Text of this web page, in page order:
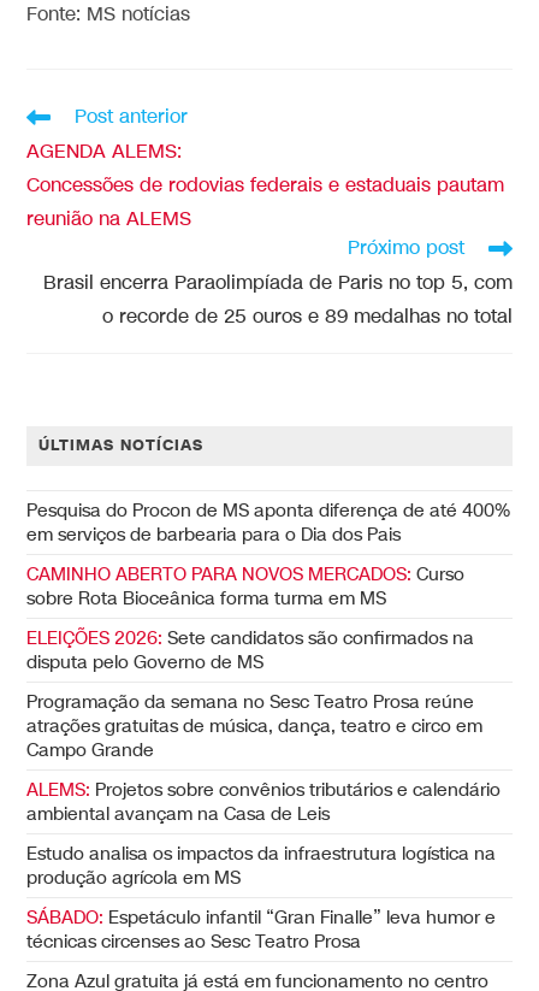
Fonte: MS notícias
Post anterior
AGENDA ALEMS:
Concessões de rodovias federais e estaduais pautam
reunião na ALEMS
Próximo post
Brasil encerra Paraolimpíada de Paris no top 5, com
o recorde de 25 ouros e 89 medalhas no total
ÚLTIMAS NOTÍCIAS
Pesquisa do Procon de MS aponta diferença de até 400%
em serviços de barbearia para o Dia dos Pais
CAMINHO ABERTO PARA NOVOS MERCADOS: Curso
sobre Rota Bioceânica forma turma em MS
ELEIÇÕES 2026: Sete candidatos são confirmados na
disputa pelo Governo de MS
Programação da semana no Sesc Teatro Prosa reúne
atrações gratuitas de música, dança, teatro e circo em
Campo Grande
ALEMS: Projetos sobre convênios tributários e calendário
ambiental avançam na Casa de Leis
Estudo analisa os impactos da infraestrutura logística na
produção agrícola em MS
SÁBADO: Espetáculo infantil “Gran Finalle” leva humor e
técnicas circenses ao Sesc Teatro Prosa
Zona Azul gratuita já está em funcionamento no centro